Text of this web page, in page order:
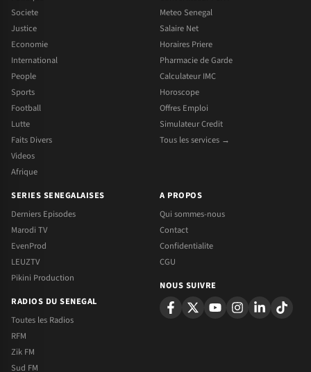
Societe
Justice
Economie
International
People
Sports
Football
Lutte
Faits Divers
Videos
Afrique
Meteo Senegal
Salaire Net
Horaires Priere
Pharmacie de Garde
Calculateur IMC
Horoscope
Offres Emploi
Simulateur Credit
Tous les services →
SERIES SENEGALAISES
Derniers Episodes
Marodi TV
EvenProd
LEUZTV
Pikini Production
RADIOS DU SENEGAL
Toutes les Radios
RFM
Zik FM
Sud FM
A PROPOS
Qui sommes-nous
Contact
Confidentialite
CGU
NOUS SUIVRE